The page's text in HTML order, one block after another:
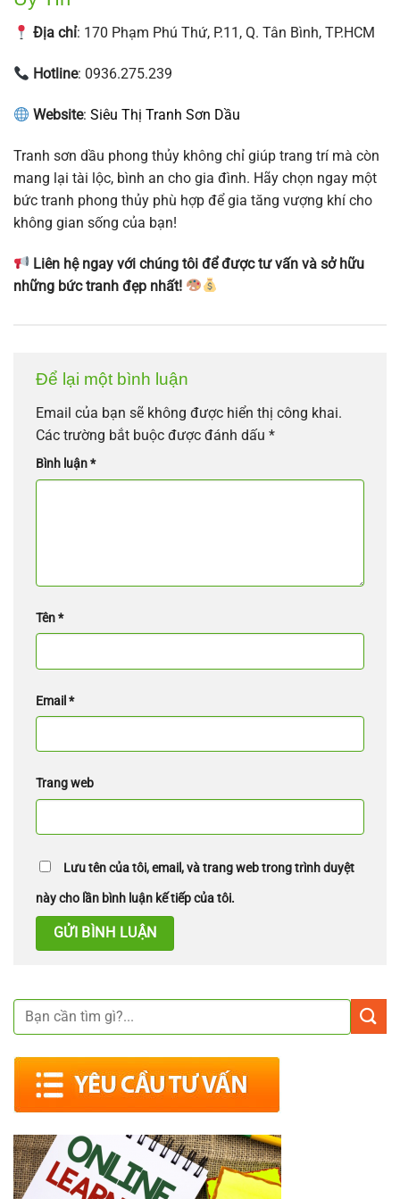
Địa chỉ: 170 Phạm Phú Thứ, P.11, Q. Tân Bình, TP.HCM
Hotline: 0936.275.239
Website: Siêu Thị Tranh Sơn Dầu
Tranh sơn dầu phong thủy không chỉ giúp trang trí mà còn
mang lại tài lộc, bình an cho gia đình. Hãy chọn ngay một
bức tranh phong thủy phù hợp để gia tăng vượng khí cho
không gian sống của bạn!
Liên hệ ngay với chúng tôi để được tư vấn và sở hữu
những bức tranh đẹp nhất!
Để lại một bình luận
Email của bạn sẽ không được hiển thị công khai.
Các trường bắt buộc được đánh dấu *
Bình luận*
Tên*
Email *
Trang web
Lưu tên của tôi, email, và trang web trong trình duyệt
này cho lần bình luận kế tiếp của tôi.